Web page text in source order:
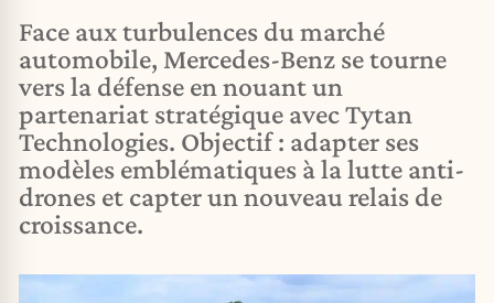
Face aux turbulences du marché
automobile, Mercedes-Benz se tourne
vers la défense en nouant un
partenariat stratégique avec Tytan
Technologies. Objectif : adapter ses
modèles emblématiques à la lutte anti-
drones et capter un nouveau relais de
croissance.